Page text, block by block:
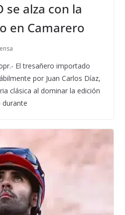
se alza con la
en Camarero
El tresañero importado
por Juan Carlos Díaz,
clásica al dominar la edición
durante